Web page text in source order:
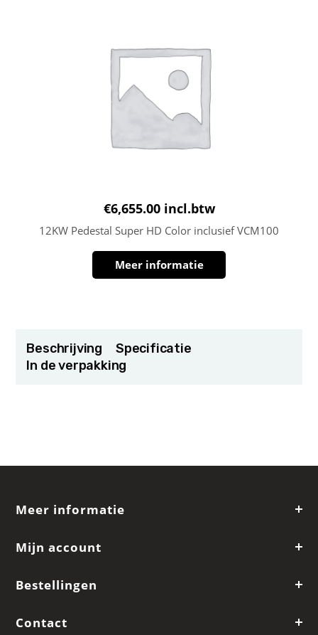
€6,655.00 incl.btw
12KW Pedestal Super HD Color inclusief VCM100
Meer informatie
Beschrijving
Specificatie
In de verpakking
Meer informatie
Mijn account
Bestellingen
Contact